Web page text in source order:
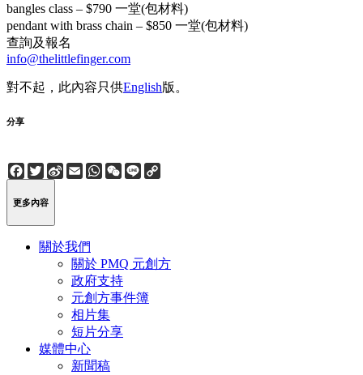
bangles class – $790 一堂(包材料)
pendant with brass chain – $850 一堂(包材料)
查詢及報名
info@thelittlefinger.com
對不起，此內容只供English版。
分享
Facebook
Twitter
Sina
Weibo
EmailWhatsApp
WeChat
Line
更多內容
關於我們
關於 PMQ 元創方
政府支持
元創方事件簿
相片集
短片分享
媒體中心
新聞稿